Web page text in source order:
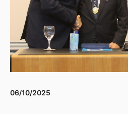
06/10/2025